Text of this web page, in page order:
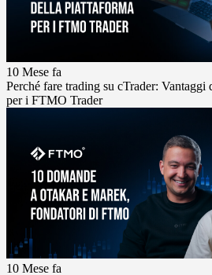
10 Mese fa
Perché fare trading su cTrader: Vantaggi
per i FTMO Trader
10 Mese fa